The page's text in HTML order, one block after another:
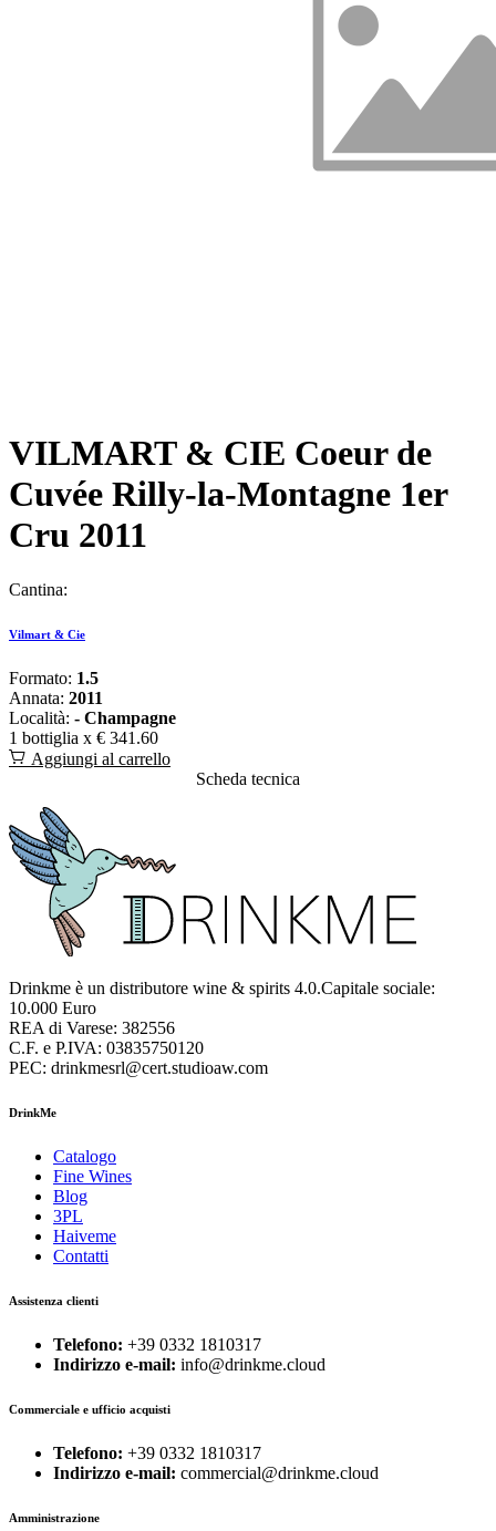
VILMART & CIE Coeur de
Cuvée Rilly-la-Montagne 1er
Cru 2011
Cantina:
Vilmart & Cie
Formato: 1.5
Annata: 2011
Località: - Champagne
1 bottiglia x € 341.60
Aggiungi al carrello
Scheda tecnica
Drinkme è un distributore wine & spirits 4.0.Capitale sociale:
10.000 Euro
REA di Varese: 382556
C.F. e P.IVA: 03835750120
PEC: drinkmesrl@cert.studioaw.com
DrinkMe
Catalogo
Fine Wines
Blog
3PL
Haiveme
Contatti
Assistenza clienti
Telefono: +39 0332 1810317
Indirizzo e-mail: info@drinkme.cloud
Commerciale e ufficio acquisti
Telefono: +39 0332 1810317
Indirizzo e-mail: commercial@drinkme.cloud
Amministrazione